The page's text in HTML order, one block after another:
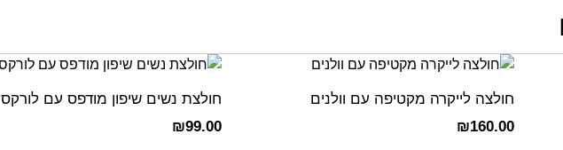
חולצה לייקרה מקטיפה עם וולנים
₪160.00
חולצת נשים שיפון מודפס עם לורקס
₪99.00